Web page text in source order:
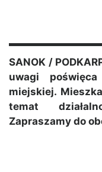
SANOK /
uwagi
miejskiej.
temat
Zapraszamy do